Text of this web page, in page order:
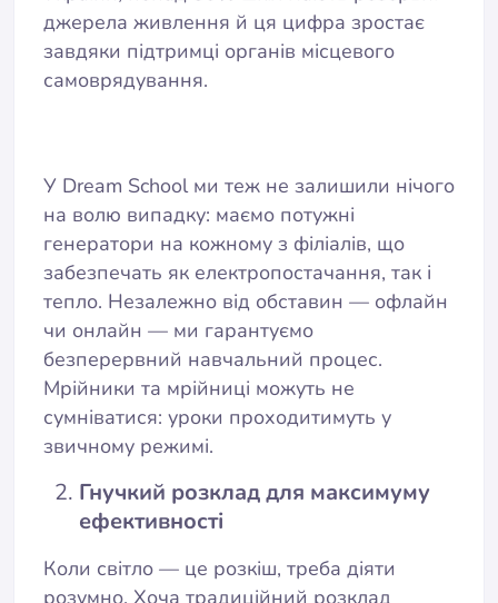
джерела живлення й ця цифра зростає
завдяки підтримці органів місцевого
самоврядування.
У Dream School ми теж не залишили нічого
на волю випадку: маємо потужні
генератори на кожному з філіалів, що
забезпечать як електропостачання, так і
тепло. Незалежно від обставин — офлайн
чи онлайн — ми гарантуємо
безперервний навчальний процес.
Мрійники та мрійниці можуть не
сумніватися: уроки проходитимуть у
звичному режимі.
Гнучкий розклад для максимуму
ефективності
Коли світло — це розкіш, треба діяти
розумно. Хоча традиційний розклад